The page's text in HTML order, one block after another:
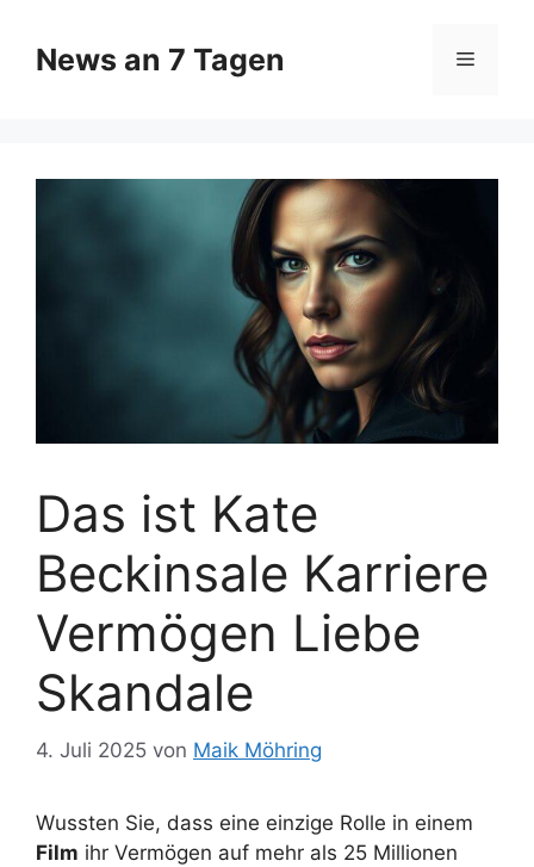
Inhalt
springen
News an 7 Tagen Menü
Das ist Kate
Beckinsale Karriere
Vermögen Liebe
Skandale
4. Juli 2025 von Maik Möhring
Wussten Sie, dass eine einzige Rolle in einem
Film ihr Vermögen auf mehr als 25 Millionen